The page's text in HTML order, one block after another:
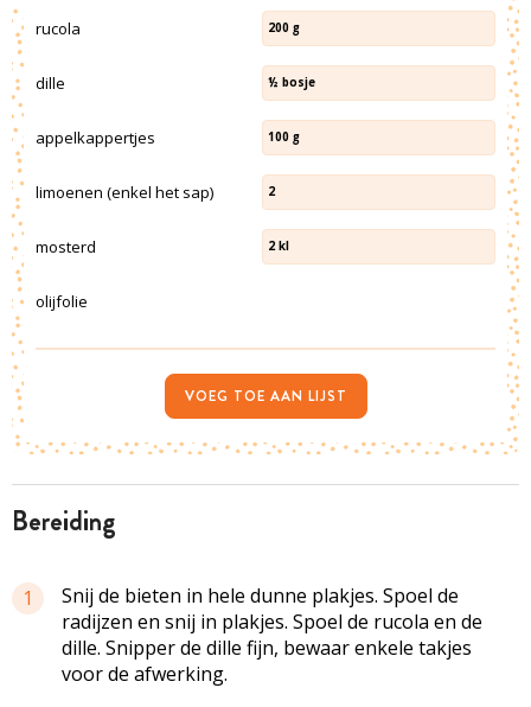
bereiding
1
Snij de bieten in hele dunne plakjes. Spoel de
radijzen en snij in plakjes. Spoel de rucola en de
dille. Snipper de dille fijn, bewaar enkele takjes
voor de afwerking.
rucola 200 g
dille ½ bosje
appelkappertjes 100 g
limoenen (enkel het sap) 2
mosterd 2 kl
olijfolie
VOEG TOE AAN LIJST